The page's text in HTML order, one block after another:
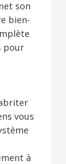
son
bien-
pour
vous
à